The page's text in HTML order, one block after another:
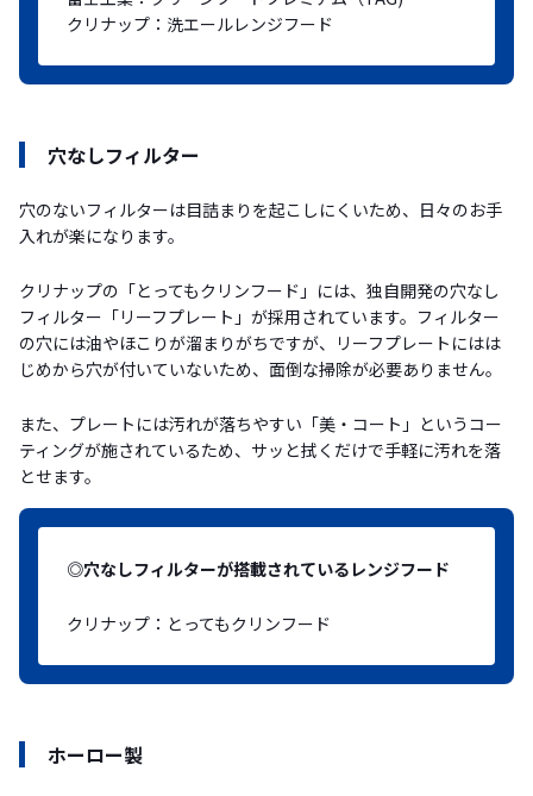
クリナップ：洗エールレンジフード
穴なしフィルター
穴のないフィルターは目詰まりを起こしにくいため、日々のお手
入れが楽になります。
クリナップの「とってもクリンフード」には、独自開発の穴なし
フィルター「リーフプレート」が採用されています。フィルター
の穴には油やほこりが溜まりがちですが、リーフプレートにはは
じめから穴が付いていないため、面倒な掃除が必要ありません。
また、プレートには汚れが落ちやすい「美・コート」というコー
ティングが施されているため、サッと拭くだけで手軽に汚れを落
とせます。
◎穴なしフィルターが搭載されているレンジフード
クリナップ：とってもクリンフード
ホーロー製